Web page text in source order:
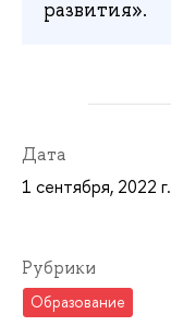
развития».
Дата
1 сентября, 2022 г.
Рубрики
Образование